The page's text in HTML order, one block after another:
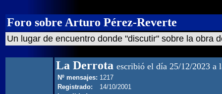
Foro sobre Arturo Pérez-Reverte
Un lugar de encuentro donde "discutir" sobre la obra
La Derrota escribió el día 25/12/2023 a
Nº mensajes: 1217
Registrado:
14/10/2001